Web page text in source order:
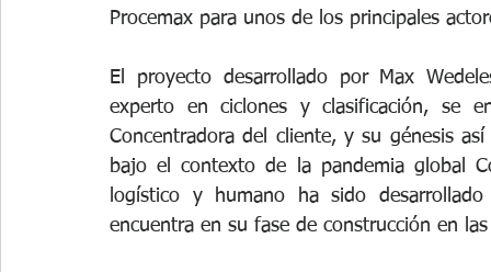
Procemax para unos de los principales
El proyecto desarrollado por Max
experto en ciclones y clasificación, se
Concentradora del cliente, y su génesis
bajo el contexto de la pandemia global
logístico y humano ha sido
encuentra en su fase de construcción en